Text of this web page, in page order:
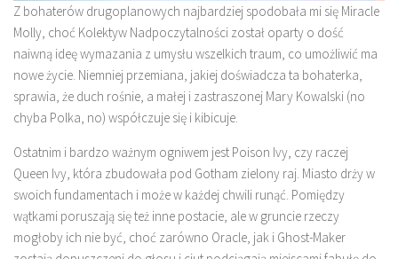
Z bohaterów drugoplanowych najbardziej spodobała mi się Miracle
Molly, choć Kolektyw Nadpoczytalności został oparty o dość
naiwną ideę wymazania z umysłu wszelkich traum, co umożliwić ma
nowe życie. Niemniej przemiana, jakiej doświadcza ta bohaterka,
sprawia, że duch rośnie, a małej i zastraszonej Mary Kowalski (no
chyba Polka, no) współczuje się i kibicuje.
Ostatnim i bardzo ważnym ogniwem jest Poison Ivy, czy raczej
Queen Ivy, która zbudowała pod Gotham zielony raj. Miasto drży w
swoich fundamentach i może w każdej chwili runąć. Pomiędzy
wątkami poruszają się też inne postacie, ale w gruncie rzeczy
mogłoby ich nie być, choć zarówno Oracle, jak i Ghost-Maker